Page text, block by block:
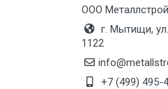
Груз
ООО
г. Мытищи,
1122
+7 (499) 495-